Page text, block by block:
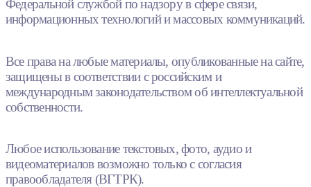
Федеральной службой по надзору в сфере связи,
информационных технологий и массовых коммуникаций.
Все права на любые материалы, опубликованные на сайте,
защищены в соответствии с российским и
международным законодательством об интеллектуальной
собственности.
Любое использование текстовых, фото, аудио и
видеоматериалов возможно только с согласия
правообладателя (ВГТРК).